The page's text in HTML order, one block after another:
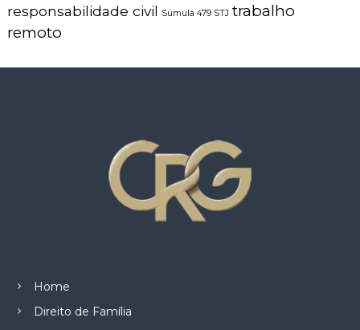
responsabilidade civil Súmula 479 STJ trabalho
remoto
Home
Direito de Família